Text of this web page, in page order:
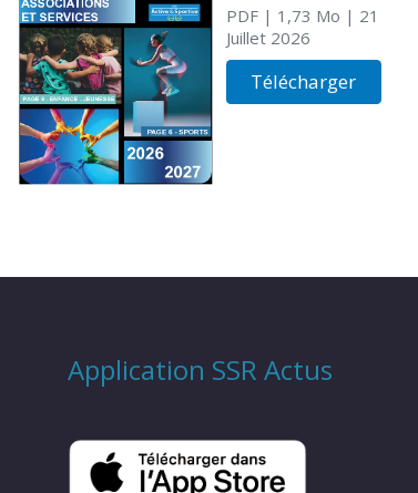
PDF| 1,73 Mo | 21
Juillet 2026
Télécharger
Application SSR Actus